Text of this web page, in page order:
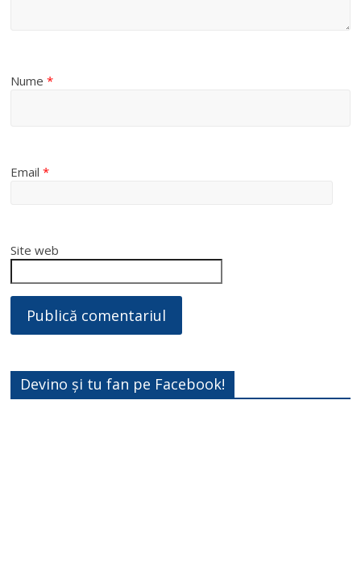
Nume*
Email*
Site web
Devino și tu fan pe Facebook!